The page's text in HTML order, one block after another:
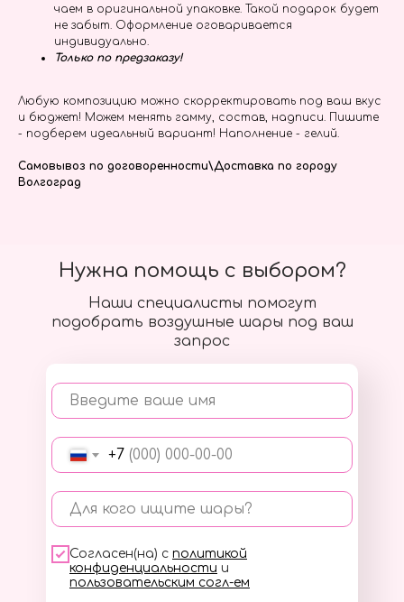
чаем в оригинальной упаковке. Такой подарок будет
не забыт. Оформление оговаривается
индивидуально.
Только по предзаказу!
Любую композицию можно скорректировать под ваш вкус
и бюджет! Можем менять гамму, состав, надписи. Пишите
- подберем идеальный вариант! Наполнение - гелий.
Самовывоз по договоренности\Доставка по городу
Волгоград
Наши специалисты помогут
подобрать воздушные шары под ваш
запрос
Введите ваше имя
+7
Для кого ищите шары?
Согласен(на) с политикой
конфиденциальности и
пользовательским согл-ем
Нужна помощь с выбором?